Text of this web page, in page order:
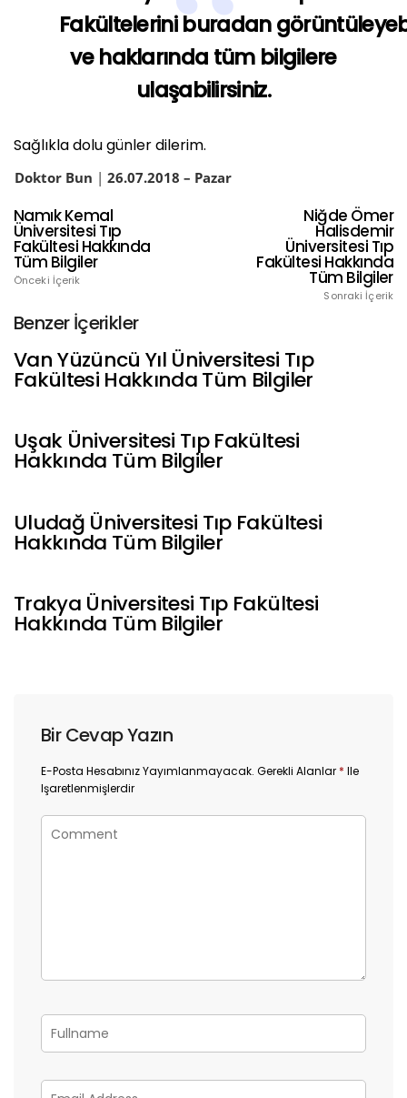
Fakülteleriniburadan
ve haklarında tüm bilgilere
ulaşabilirsiniz.
Sağlıkla dolu günler dilerim.
Doktor Bun | 26.07.2018 – Pazar
Namık Kemal
Üniversitesi Tıp
Fakültesi Hakkında
Tüm Bilgiler
Önceki İçerik
Niğde Ömer
Halisdemir
Üniversitesi Tıp
Fakültesi Hakkında
Tüm Bilgiler
Sonraki İçerik
Benzer İçerikler
Van Yüzüncü Yıl Üniversitesi Tıp
Fakültesi Hakkında Tüm Bilgiler
Uşak Üniversitesi Tıp Fakültesi
Hakkında Tüm Bilgiler
Uludağ Üniversitesi Tıp Fakültesi
Hakkında Tüm Bilgiler
Trakya Üniversitesi Tıp Fakültesi
Hakkında Tüm Bilgiler
Bir Cevap Yazın
E-Posta Hesabınız Yayımlanmayacak. Gerekli Alanlar * Ile
Işaretlenmişlerdir